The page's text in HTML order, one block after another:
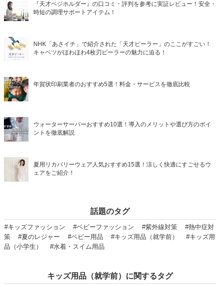
『天才ベジホルダー』の口コミ・評判を参考に実証レビュー！安全・
時短の調理サポートアイテム！
NHK「あさイチ」で紹介された「天才ピーラー」のここがすごい！
キャベツがほわほわ4枚刃ピーラーの魅力に迫る！
年賀状印刷業者のおすすめ5選！料金・サービスを徹底比較
ウォーターサーバーおすすめ10選！導入のメリットや選び方のポイ
ントを徹底解説
夏用リカバリーウェア人気おすすめ15選！涼しく快適にすごせるウ
ェアをご紹介！
話題のタグ
#キッズファッション #ベビーファッション #紫外線対策
#熱中症対
策
#夏のレジャー #ベビー用品 #キッズ用品（就学前）
#キッズ用
品（小学生）
#水着・スイム用品
キッズ用品（就学前）に関するタグ